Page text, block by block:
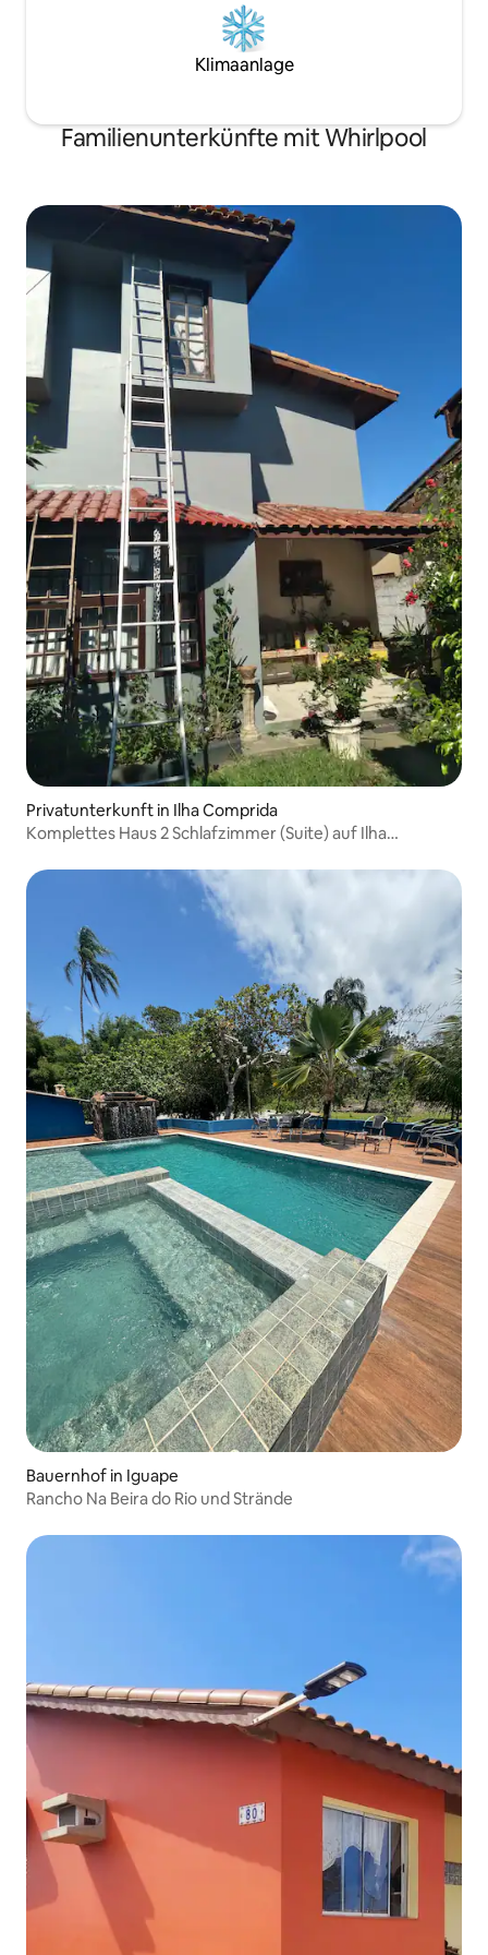
Klimaanlage
Familienunterkünfte mit Whirlpool
Privatunterkunft in Ilha Comprida
Komplettes Haus 2 Schlafzimmer (Suite) auf Ilha
Bauernhof in Iguape
Rancho Na Beira do Rio und Strände